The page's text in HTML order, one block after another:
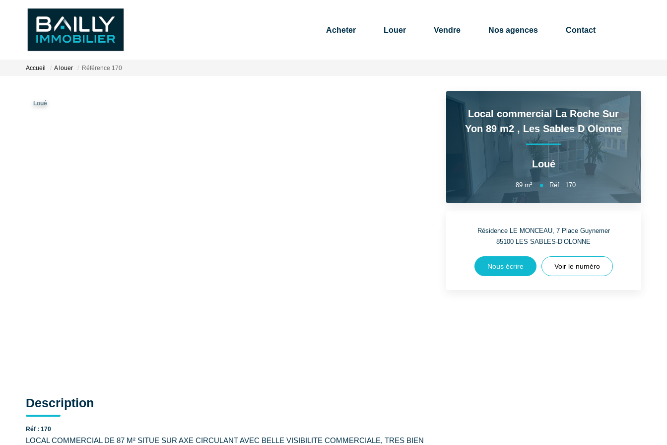
Acheter Louer Vendre Nos agences Contact
Accueil A louer Référence 170
Loué
Description
Réf : 170
LOCAL COMMERCIAL DE 87 M² SITUE SUR AXE CIRCULANT AVEC BELLE VISIBILITE COMMERCIALE, TRES BIEN
Local commercial La Roche Sur
Yon 89 m2 , Les Sables D Olonne
Loué
89 m² Réf : 170
Résidence LE MONCEAU, 7 Place Guynemer
85100 LES SABLES-D’OLONNE
Nous écrire Voir le numéro